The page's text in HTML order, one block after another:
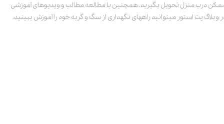
درب منزل تحویل بگیرید. همچنین با مطالعه مطالب و ویدیوهای آموزشی
وبلاگ پت استور میتوانید راههای نگهداری از سگ و گربه خود را آموزش ببینید.